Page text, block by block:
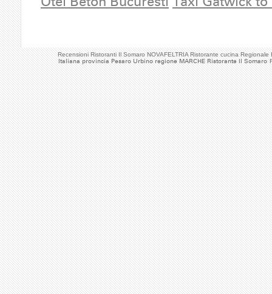
Recensioni Ristoranti Il Somaro NOVAFELTRIA Ristorante cucina Regionale
Italiana provincia Pesaro Urbino regione MARCHE Ristorante Il Somaro